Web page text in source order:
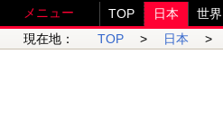
メニュー TOP 日本 世界
現在地：
TOP > 日本 >